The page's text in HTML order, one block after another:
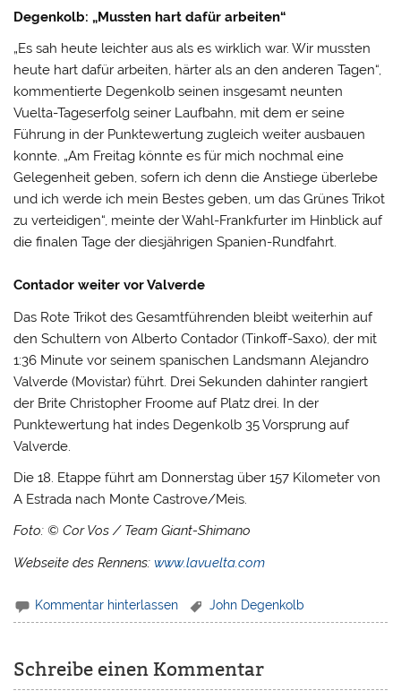
Degenkolb: „Mussten hart dafür arbeiten“
„Es sah heute leichter aus als es wirklich war. Wir mussten
heute hart dafür arbeiten, härter als an den anderen Tagen“,
kommentierte Degenkolb seinen insgesamt neunten
Vuelta-Tageserfolg seiner Laufbahn, mit dem er seine
Führung in der Punktewertung zugleich weiter ausbauen
konnte. „Am Freitag könnte es für mich nochmal eine
Gelegenheit geben, sofern ich denn die Anstiege überlebe
und ich werde ich mein Bestes geben, um das Grünes Trikot
zu verteidigen“, meinte der Wahl-Frankfurter im Hinblick auf
die finalen Tage der diesjährigen Spanien-Rundfahrt.
Contador weiter vor Valverde
Das Rote Trikot des Gesamtführenden bleibt weiterhin auf
den Schultern von Alberto Contador (Tinkoff-Saxo), der mit
1:36 Minute vor seinem spanischen Landsmann Alejandro
Valverde (Movistar) führt. Drei Sekunden dahinter rangiert
der Brite Christopher Froome auf Platz drei. In der
Punktewertung hat indes Degenkolb 35 Vorsprung auf
Valverde.
Die 18. Etappe führt am Donnerstag über 157 Kilometer von
A Estrada nach Monte Castrove/Meis.
Foto: © Cor Vos / Team Giant-Shimano
Webseite des Rennens:www.lavuelta.com
Kommentar hinterlassen John Degenkolb
Schreibe einen Kommentar